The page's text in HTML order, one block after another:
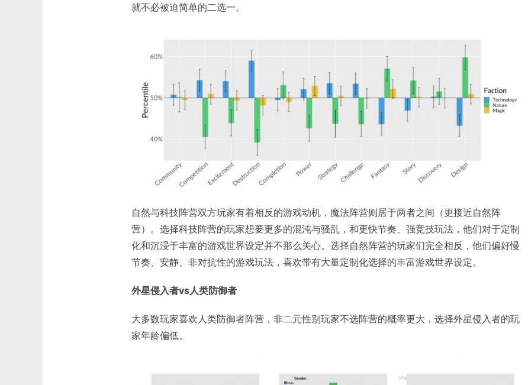
就不必被迫简单的二选一。
自然与科技阵营双方玩家有着相反的游戏动机，魔法阵营则居于两者之间（更接近自然阵
营）。选择科技阵营的玩家想要更多的混沌与骚乱，和更快节奏、强竞技玩法，他们对于定制
化和沉浸于丰富的游戏世界设定并不那么关心。选择自然阵营的玩家们完全相反，他们偏好慢
节奏、安静、非对抗性的游戏玩法，喜欢带有大量定制化选择的丰富游戏世界设定。
外星侵入者vs人类防御者
大多数玩家喜欢人类防御者阵营，非二元性别玩家不选阵营的概率更大，选择外星侵入者的玩
家年龄偏低。